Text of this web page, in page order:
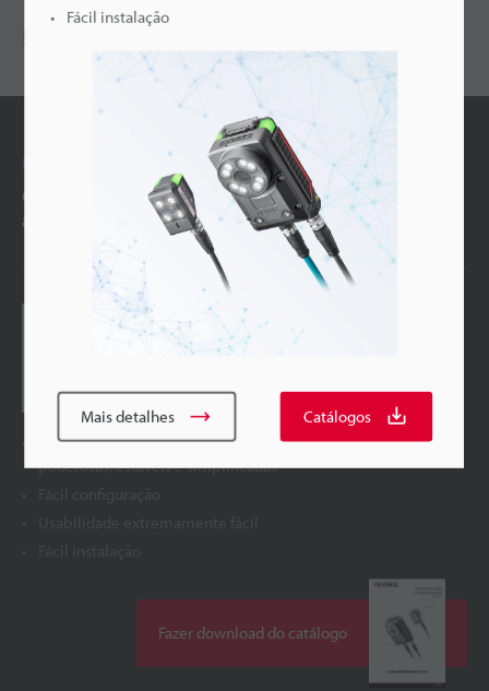
RECOMENDADO
Produtos substituíveis
Chegou a mais nova evolução da IA para lidar com
as detecções mais difíceis
Sensor de visão com IA integrada
Série IV4
A avançada IA da próxima geração, para detecções mais
poderosas, estáveis e simplificadas
Fazer download do catálogo
Fácil instalação
Mais detalhes Catálogos